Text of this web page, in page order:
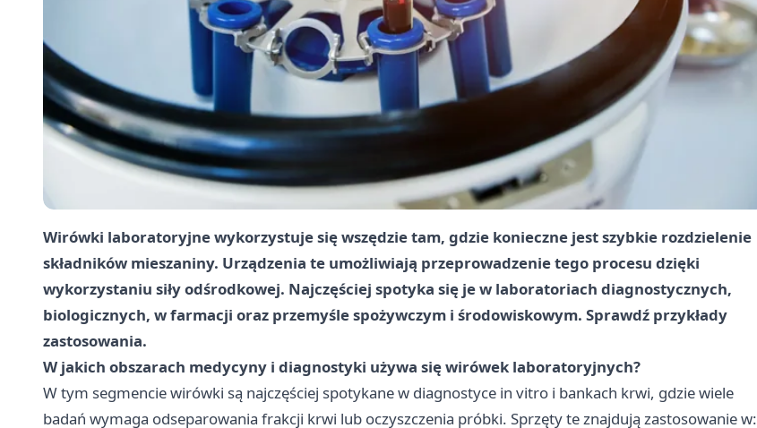
Wirówki laboratoryjne wykorzystuje się wszędzie tam, gdzie konieczne jest szybkie rozdzielenie
składników mieszaniny. Urządzenia te umożliwiają przeprowadzenie tego procesu dzięki
wykorzystaniu siły odśrodkowej. Najczęściej spotyka się je w laboratoriach diagnostycznych,
biologicznych, w farmacji oraz przemyśle spożywczym i środowiskowym. Sprawdź przykłady
zastosowania.
W jakich obszarach medycyny i diagnostyki używa się wirówek laboratoryjnych?
W tym segmencie wirówki są najczęściej spotykane w diagnostyce in vitro i bankach krwi, gdzie wiele
badań wymaga odseparowania frakcji krwi lub oczyszczenia próbki. Sprzęty te znajdują zastosowanie w: